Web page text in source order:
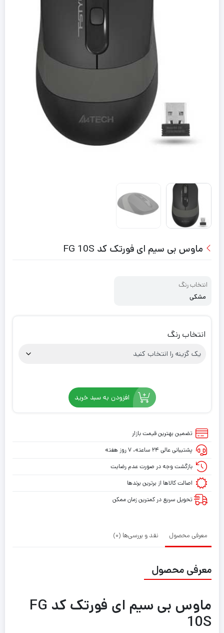
ماوس بی سیم ای فورتک کد FG 10S
انتخاب رنگ
مشکی
انتخاب رنگ
افزودن به سبد خرید
تضمین بهترین قیمت بازار
پشتیبانی عالی ۲۴ ساعته، ۷ روز هفته
بازگشت وجه در صورت عدم رضایت
اصالت کالاها از برترین برندها
تحویل سریع در کمترین زمان ممکن
معرفی محصول نقد و بررسی‌ها (0)
معرفی محصول
ماوس بی سیم ای فورتک کد FG
10S